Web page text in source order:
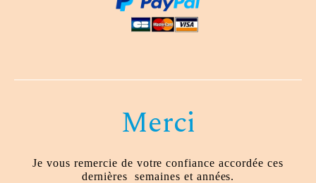
Merci
Je vous remercie de votre confiance accordée ces
dernières semaines et années.